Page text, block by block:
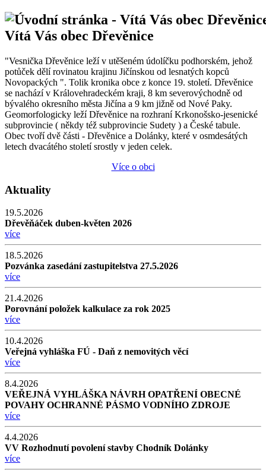
Vítá Vás obec Dřevěnice
"Vesnička Dřevěnice leží v utěšeném údolíčku podhorském, jehož
potůček dělí rovinatou krajinu Jičínskou od lesnatých kopců
Novopackých ". Tolik kronika obce z konce 19. století. Dřevěnice
se nachází v Královehradeckém kraji, 8 km severovýchodně od
bývalého okresního města Jičína a 9 km jižně od Nové Paky.
Geomorfologicky leží Dřevěnice na rozhraní Krkonošsko-jesenické
subprovincie ( někdy též subprovincie Sudety ) a České tabule.
Obec tvoří dvě části - Dřevěnice a Dolánky, které v osmdesátých
letech dvacátého století srostly v jeden celek.
Více o obci
Aktuality
19.5.2026
Dřevěňáček duben-květen 2026
více
18.5.2026
Pozvánka zasedání zastupitelstva 27.5.2026
více
21.4.2026
Porovnání položek kalkulace za rok 2025
více
10.4.2026
Veřejná vyhláška FÚ - Daň z nemovitých věcí
více
8.4.2026
VEŘEJNÁ VYHLÁŠKA NÁVRH OPATŘENÍ OBECNÉ
POVAHY OCHRANNÉ PÁSMO VODNÍHO ZDROJE
více
4.4.2026
VV Rozhodnutí povolení stavby Chodník Dolánky
více